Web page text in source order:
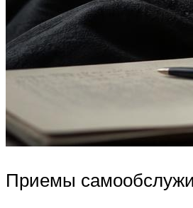
Приемы